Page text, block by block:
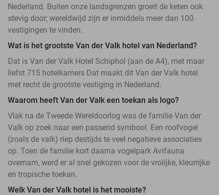
Nederland. Buiten onze landsgrenzen groeit de keten ook
stevig door; wereldwijd zijn er inmiddels meer dan 100
vestigingen te vinden.
Wat is het grootste Van der Valk hotel van Nederland?
Dat is Van der Valk Hotel Schiphol (aan de A4), met maar
liefst 715 hotelkamers Dat maakt dit Van der Valk hotel
met recht de grootste vestiging in Nederland.
Waarom heeft Van der Valk een toekan als logo?
Vlak na de Tweede Wereldoorlog was de familie Van der
Valk op zoek naar een passend symbool. Een roofvogel
(zoals de valk) riep destijds te veel negatieve associaties
op. Toen de familie kort daarna vogelpark Avifauna
overnam, werd er al snel gekozen voor de vrolijke, kleurrijke
en tropische toekan.
Welk Van der Valk hotel is het mooiste?